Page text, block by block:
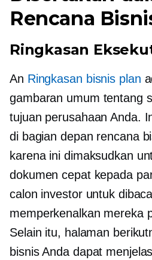
Rencana
Ringkasan
An Ringkasan bisnis plan
gambaran umum tentang
tujuan perusahaan Anda.
di bagian depan rencana
karena ini dimaksudkan
dokumen cepat kepada
calon investor untuk
memperkenalkan mereka
Selain itu, halaman
bisnis Anda dapat